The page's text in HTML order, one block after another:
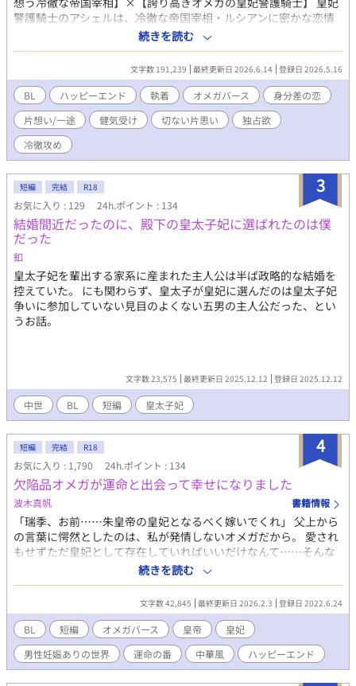
警護騎士のアシェルは、冷徹な帝国宰相・ルシアンに密かな恋情
を抱いていた。しかし、ルシアンの胸にあるのは、三年前に契り
を交わした亡き恋人への消えぬ愛だけ。 実るはずのない恋だった
が、視察先の夜、アシェルは薬が効かずに猛烈な『ヒート』を発
症してしまう。オメガの匂いに誘われ現れたルシアンは、部下の
体調管理のための「処置」と言い放ち、アシェルを寝台へ押し倒
した。 激しい律動に啼き、ルシアンの凶暴な熱に蕩かされていく
肉体。 「二度と、あの方の綺麗な心を汚さない」と夜明けに懺悔
し、完璧な騎士に戻ろうとするアシェルだったが、ルシアンは再
び彼を夜の部屋へと誘い――。 壊れるほどの抑制剤で本能を殺そ
執着ロマンス。
続きを読む
文字数 191,239 最終更新日 2026.6.14 登録日 2026.5.16
BL ハッピーエンド 執着 オメガバース
身分差の恋
片想い/一途
健気受け 切ない片思い
独占欲
冷徹攻め
3
短編 完結 R18
お気に入り : 129 24h.ポイント : 134
結婚間近だったのに、殿下の皇太子妃に選ばれたのは僕
だった
釦
皇太子妃を輩出する家系に産まれた主人公は半ば政略的な結婚を
控えていた。 にも関わらず、皇太子が皇妃に選んだのは皇太子妃
争いに参加していない見目のよくない五男の主人公だった、とい
うお話。
文字数 23,575 最終更新日 2025.12.12 登録日 2025.12.12
中世 BL 短編 皇太子妃
4
短編 完結 R18
お気に入り : 1,790 24h.ポイント : 134
欠陥品オメガが運命と出会って幸せになりました
波木真帆 書籍情報
「瑞季、お前……朱皇帝の皇妃となるべく嫁いでくれ」 父上から
の言葉に愕然としたのは、私が発情しないオメガだから。 愛され
もせずただ皇妃として存在していればいいだけなんて……そんな
のはイヤだ。 でも、無情にも輿入れの日は近づいてきて……。 中
華風か和風のオメガバースを読んでみたい！ そんなリクエストを
いただいて試しに書いてみましたが、オメガバース初心者なので
これくらいが限界です（汗） かなり短いお話ですが、希望があれ
ば続きは書くかもです。 ハッピーエンド小説ですので、楽しんで
いただけると嬉しいです♡ R18には※つけます。
続きを読む
文字数 42,845 最終更新日 2026.2.3 登録日 2022.6.24
BL 短編 オメガバース 皇帝
皇妃
男性妊娠ありの世界
運命の番 中華風 ハッピーエンド